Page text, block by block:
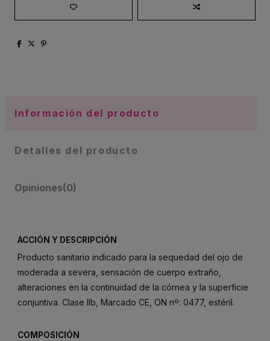
Información del producto
Detalles del producto
Opiniones(0)
ACCIÓN Y DESCRIPCIÓN
Producto sanitario indicado para la sequedad del ojo de
moderada a severa, sensación de cuerpo extraño,
alteraciones en la continuidad de la córnea y la superficie
conjuntiva. Clase IIb, Marcado CE, ON nº: 0477, estéril.
COMPOSICIÓN